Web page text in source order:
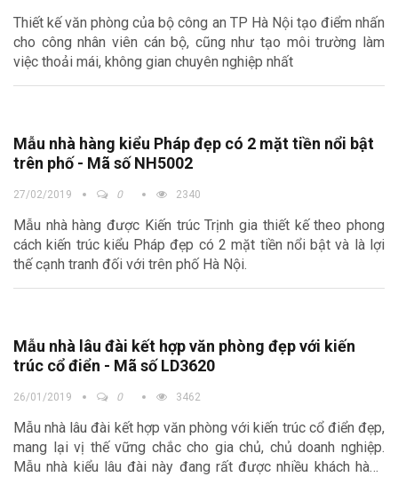
Thiết kế văn phòng của bộ công an TP Hà Nội tạo điểm nhấn
cho công nhân viên cán bộ, cũng như tạo môi trường làm
việc thoải mái, không gian chuyên nghiệp nhất
Mẫu nhà hàng kiểu Pháp đẹp có 2 mặt tiền nổi bật
trên phố - Mã số NH5002
27/02/2019 0 2340
Mẫu nhà hàng được Kiến trúc Trịnh gia thiết kế theo phong
cách kiến trúc kiểu Pháp đẹp có 2 mặt tiền nổi bật và là lợi
thế cạnh tranh đối với trên phố Hà Nội.
Mẫu nhà lâu đài kết hợp văn phòng đẹp với kiến
trúc cổ điển - Mã số LD3620
26/01/2019 0 3462
Mẫu nhà lâu đài kết hợp văn phòng với kiến trúc cổ điển đẹp,
mang lại vị thế vững chắc cho gia chủ, chủ doanh nghiệp.
Mẫu nhà kiểu lâu đài này đang rất được nhiều khách hàng